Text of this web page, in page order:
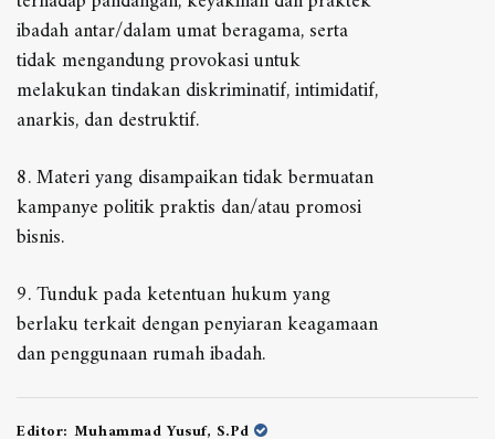
ibadah antar/dalam umat beragama, serta
tidak mengandung provokasi untuk
melakukan tindakan diskriminatif, intimidatif,
anarkis, dan destruktif.
8. Materi yang disampaikan tidak bermuatan
kampanye politik praktis dan/atau promosi
bisnis.
9. Tunduk pada ketentuan hukum yang
berlaku terkait dengan penyiaran keagamaan
dan penggunaan rumah ibadah.
Editor: Muhammad Yusuf, S.Pd